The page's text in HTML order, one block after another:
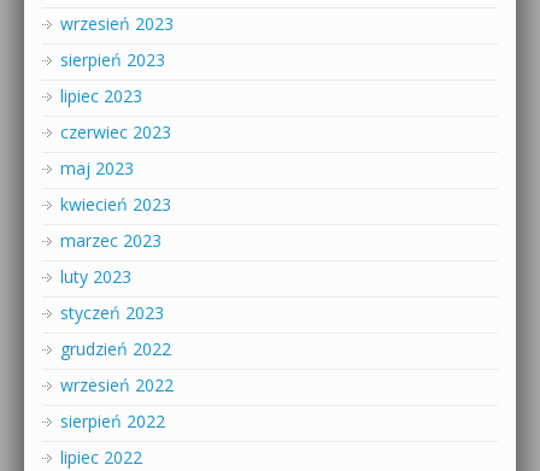
wrzesień 2023
sierpień 2023
lipiec 2023
czerwiec 2023
maj 2023
kwiecień 2023
marzec 2023
luty 2023
styczeń 2023
grudzień 2022
wrzesień 2022
sierpień 2022
lipiec 2022